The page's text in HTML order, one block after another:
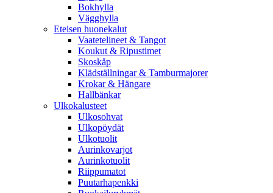
Bokhylla
Vägghylla
Eteisen huonekalut
Vaatetelineet & Tangot
Koukut & Ripustimet
Skoskåp
Klädställningar & Tamburmajorer
Krokar & Hängare
Hallbänkar
Ulkokalusteet
Ulkosohvat
Ulkopöydät
Ulkotuolit
Aurinkovarjot
Aurinkotuolit
Riippumatot
Puutarhapenkki